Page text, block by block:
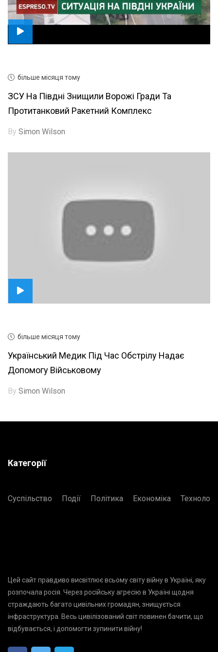
більше місяця тому
ЗСУ На Півдні Знищили Ворожі Гради Та
Протитанковий Ракетний Комплекс
BySimon Wilson
більше місяця тому
Український Медик Під Час Обстрілу Надає
Допомогу Військовому
BySimon Wilson
Категорії
Суспільство Події Політика Економіка Технології
Цей сайт правдиво висвітлює всьому світу війну в Україні, яку
розпочала росія. Через російську агресію в Україні щодня
страждають багато цивільних громадян, знищується
інфраструктура. Весь цивілізований світ повинен бачити, що
відбувається, і допомогти зупинити війну!